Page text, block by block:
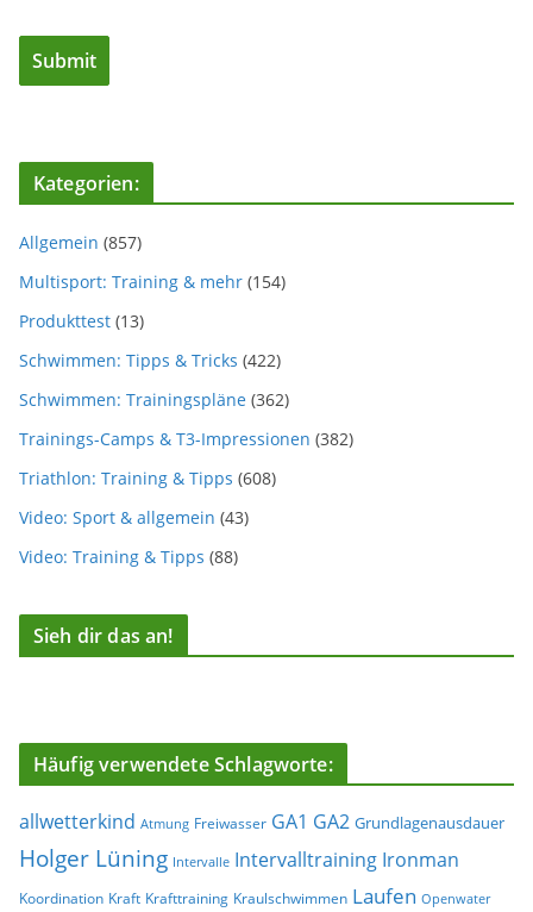
Kategorien:
Allgemein (857)
Multisport: Training & mehr (154)
Produkttest (13)
Schwimmen: Tipps & Tricks (422)
Schwimmen: Trainingspläne (362)
Trainings-Camps & T3-Impressionen (382)
Triathlon: Training & Tipps (608)
Video: Sport & allgemein (43)
Video: Training & Tipps (88)
Sieh dir das an!
Häufig verwendete Schlagworte:
allwetterkind Atmung Freiwasser GA1 GA2 Grundlagenausdauer
Holger Lüning Intervalle Intervalltraining Ironman
Koordination Kraft Krafttraining Kraulschwimmen Laufen Openwater